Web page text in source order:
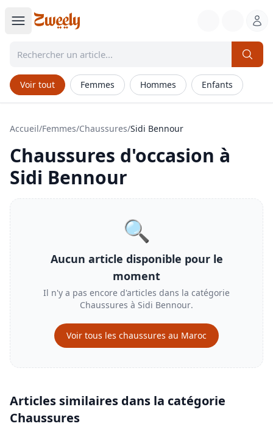
Voir tout Femmes Hommes Enfants
Accueil/Femmes/Chaussures/Sidi Bennour
Chaussures d'occasion à
Sidi Bennour
🔍
Aucun article disponible pour le
moment
Il n'y a pas encore d'articles dans la catégorie
Chaussures à Sidi Bennour.
Voir tous les chaussures au Maroc
Articles similaires dans la catégorie
Chaussures